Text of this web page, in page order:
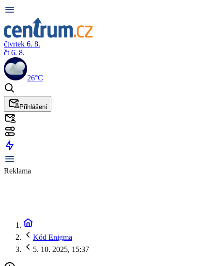
čtvrtek 6. 8.
čt 6. 8.
26°C
Přihlášení
Reklama
Kód Enigma
5. 10. 2025, 15:37